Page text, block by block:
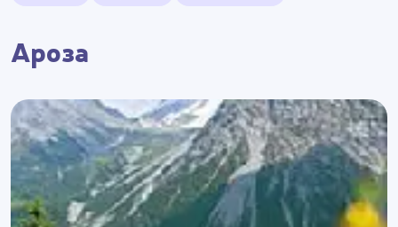
Ароза